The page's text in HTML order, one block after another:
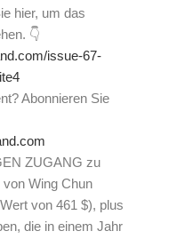
hier, um das
👇
issue-67-
Abonnieren Sie
ZUGANG zu
von Wing Chun
von 461 $), plus
die in einem Jahr